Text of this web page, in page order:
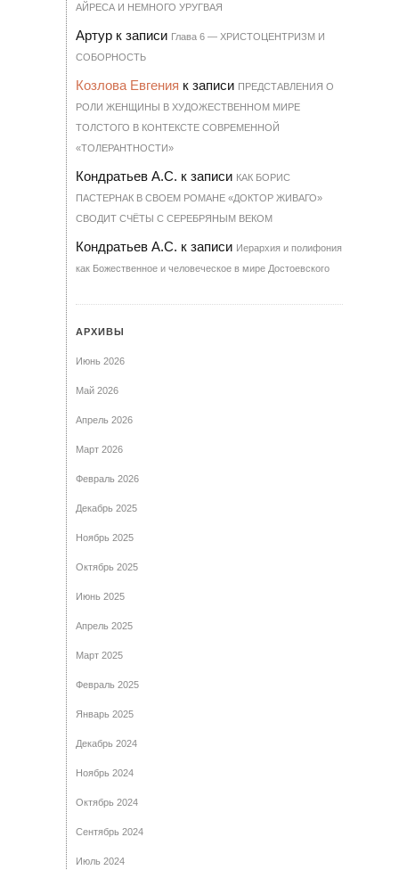
АЙРЕСА И НЕМНОГО УРУГВАЯ
Артур к записи Гла­ва 6 — ХРИ­С­ТО­ЦЕН­Т­РИЗМ И
СО­БОР­НОСТЬ
Козлова Евгения к записи ПРЕДСТАВЛЕНИЯ О
РОЛИ ЖЕНЩИНЫ В ХУДОЖЕСТВЕННОМ МИРЕ
ТОЛСТОГО В КОНТЕКСТЕ СОВРЕМЕННОЙ
«ТОЛЕРАНТНОСТИ»
Кондратьев А.С. к записи КАК БОРИС
ПАСТЕРНАК В СВОЕМ РОМАНЕ «ДОКТОР ЖИВАГО»
СВОДИТ СЧЁТЫ С СЕРЕБРЯНЫМ ВЕКОМ
Кондратьев А.С. к записи Иерархия и полифония
как Божественное и человеческое в мире Достоевского
АРХИВЫ
Июнь 2026
Май 2026
Апрель 2026
Март 2026
Февраль 2026
Декабрь 2025
Ноябрь 2025
Октябрь 2025
Июнь 2025
Апрель 2025
Март 2025
Февраль 2025
Январь 2025
Декабрь 2024
Ноябрь 2024
Октябрь 2024
Сентябрь 2024
Июль 2024